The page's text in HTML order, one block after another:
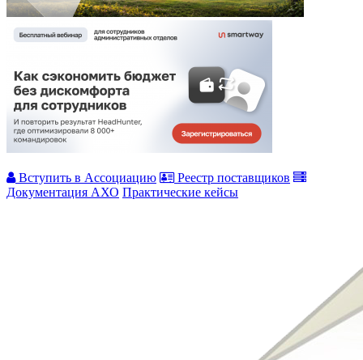
Вступить в Ассоциацию
Реестр поставщиков
Документация АХО Практические кейсы